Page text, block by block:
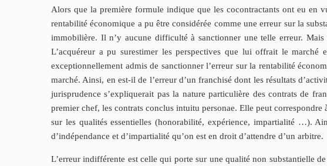
Alors que la première formule indique que les cocontractants ont eu en
rentabilité économique a pu être considérée comme une erreur sur la
immobilière. Il n’y aucune difficulté à sanctionner une telle erreur.
L’acquéreur a pu surestimer les perspectives que lui offrait le
exceptionnellement admis de sanctionner l’erreur sur la rentabilité
marché. Ainsi, en est-il de l’erreur d’un franchisé dont les résultats
jurisprudence s’expliquerait pas la nature particulière des contrats de
premier chef, les contrats conclus intuitu personae. Elle peut
sur les qualités essentielles (honorabilité, expérience, impartialité …).
d’indépendance et d’impartialité qu’on est en droit d’attendre d’un arbitre.
L’erreur indifférente est celle qui porte sur une qualité non substantielle